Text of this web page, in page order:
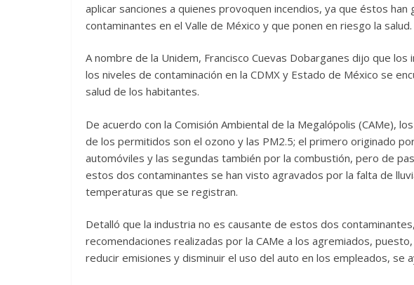
aplicar sanciones a quienes provoquen incendios, ya que éstos
contaminantes en el Valle de México y que ponen en riesgo la salud.
A nombre de la Unidem, Francisco Cuevas Dobarganes dijo que
los niveles de contaminación en la CDMX y Estado de México se
salud de los habitantes.
De acuerdo con la Comisión Ambiental de la Megalópolis (CAMe),
de los permitidos son el ozono y las PM2.5; el primero originado
automóviles y las segundas también por la combustión, pero de
estos dos contaminantes se han visto agravados por la falta de
temperaturas que se registran.
Detalló que la industria no es causante de estos dos
recomendaciones realizadas por la CAMe a los agremiados,
reducir emisiones y disminuir el uso del auto en los empleados, se